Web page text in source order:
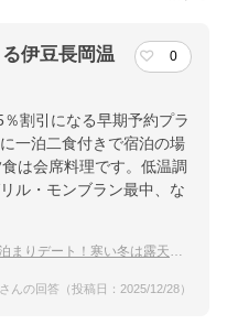
伊豆長岡温
0
割引になる早期予約プラ
一泊二食付きで宿泊の場
は会席料理です。低温調
ル・モンブラン最中、な
冬は露天風呂付客室の宿で一緒に温泉を楽しみたい
んの回答（投稿日：2025/12/28）